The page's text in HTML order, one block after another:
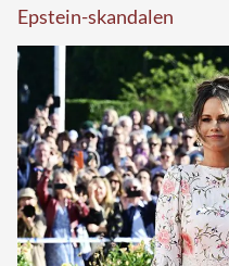
Epstein-skandalen